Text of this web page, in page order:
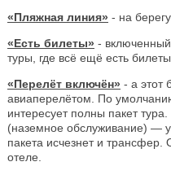
«Пляжная линия» - на
«Есть билеты» - включенный
туры, где всё ещё есть
«Перелёт включён» - а этот
авиаперелётом. По
интересует полны пакет
(наземное обслуживание) —
пакета исчезнет и трансфер.
отеле.